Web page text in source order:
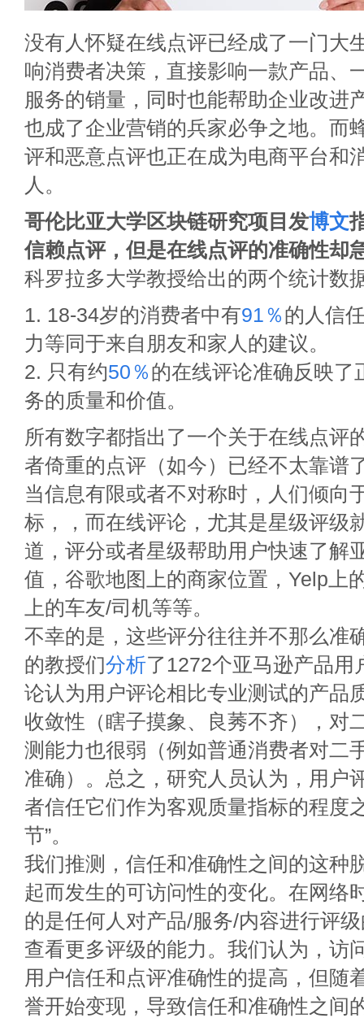
没有人怀疑在线点评已经成了一门大
响消费者决策，直接影响一款产品、
服务的销量，同时也能帮助企业改进
也成了企业营销的兵家必争之地。而
评和恶意点评也正在成为电商平台和
人。
哥伦比亚大学区块链研究项目发博文
信赖点评，但是在线点评的准确性却
科罗拉多大学教授给出的两个统计数
1. 18-34岁的消费者中有91％的人信
力等同于来自朋友和家人的建议。
2. 只有约50％的在线评论准确反映了
务的质量和价值。
所有数字都指出了一个关于在线点评
者倚重的点评（如今）已经不太靠谱
当信息有限或者不对称时，人们倾向
标，，而在线评论，尤其是星级评级
道，评分或者星级帮助用户快速了解
值，谷歌地图上的商家位置，Yelp上
上的车友/司机等等。
不幸的是，这些评分往往并不那么准
的教授们分析了1272个亚马逊产品用
论认为用户评论相比专业测试的产品
收敛性（瞎子摸象、良莠不齐），对
测能力也很弱（例如普通消费者对二
准确）。总之，研究人员认为，用户
者信任它们作为客观质量指标的程度
节”。
我们推测，信任和准确性之间的这种
起而发生的可访问性的变化。在网络
的是任何人对产品/服务/内容进行评
查看更多评级的能力。我们认为，访
用户信任和点评准确性的提高，但随
誉开始变现，导致信任和准确性之间